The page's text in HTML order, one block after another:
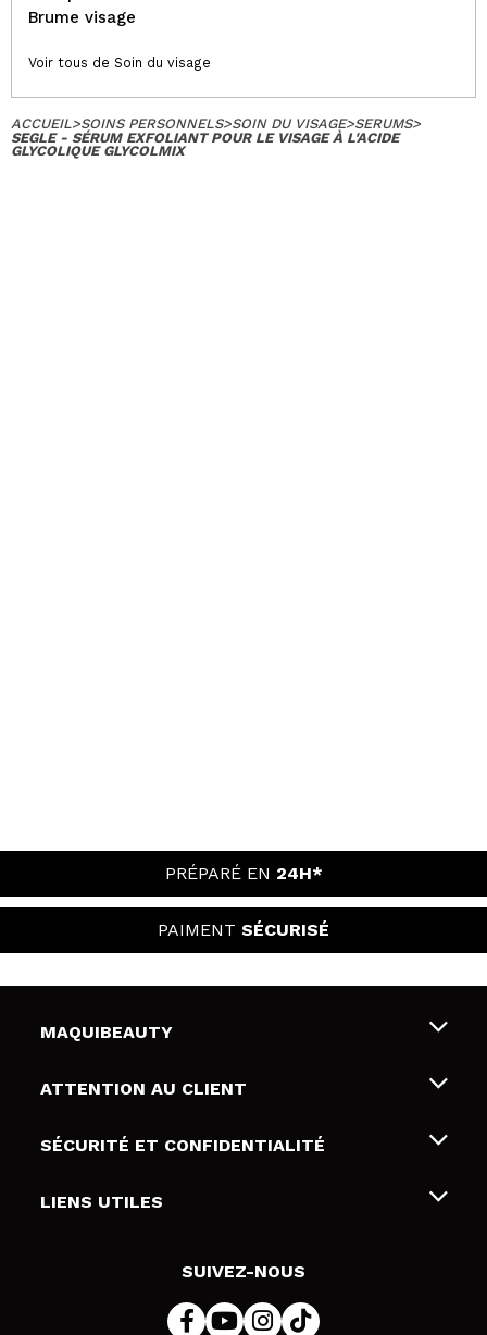
Brume visage
Voir tous de Soin du visage
ACCUEIL>SOINS PERSONNELS>SOIN DU VISAGE>SERUMS>
SEGLE - SÉRUM EXFOLIANT POUR LE VISAGE À L'ACIDE
GLYCOLIQUE GLYCOLMIX
PRÉPARÉ EN 24H*
PAIMENT SÉCURISÉ
MAQUIBEAUTY
Qui sommes nous
Cartes-cadeaux
ATTENTION AU CLIENT
Livraison & retour
Modes de paiement
SÉCURITÉ ET CONFIDENTIALITÉ
Conditions et confidentialité
LIENS UTILES
SUIVEZ-NOUS